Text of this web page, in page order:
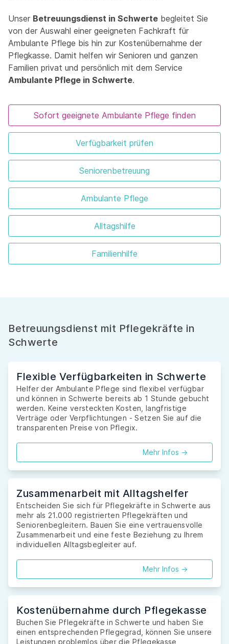
Unser Betreuungsdienst in Schwerte begleitet Sie
von der Auswahl einer geeigneten Fachkraft für
Ambulante Pflege bis hin zur Kostenübernahme der
Pflegkasse. Damit helfen wir Senioren und ganzen
Familien privat und persönlich mit dem Service
Ambulante Pflege in Schwerte.
Sofort geeignete Ambulante Pflege finden
Verfügbarkeit prüfen
Seniorenbetreuung
Ambulante Pflege
Alltagshilfe
Familienhilfe
Betreuungsdienst mit Pflegekräfte in
Schwerte
Flexible Verfügbarkeiten in Schwerte
Helfer der Ambulante Pflege sind flexibel verfügbar
und können in Schwerte bereits ab 1 Stunde gebucht
werden. Keine versteckten Kosten, langfristige
Verträge oder Verpflichtungen - Setzen Sie auf die
transparenten Preise von Pflegix.
Mehr Infos ->
Zusammenarbeit mit Alltagshelfer
Entscheiden Sie sich für Pflegekräfte in Schwerte aus
mehr als 21.000 registrierten Pflegekräften und
Seniorenbegleitern. Bauen Sie eine vertrauensvolle
Zusammenarbeit und eine feste Beziehung zu Ihrem
individuellen Alltagsbegleiter auf.
Mehr Infos ->
Kostenübernahme durch Pflegekasse
Buchen Sie Pflegekräfte in Schwerte und haben Sie
einen entsprechenden Pflegegrad, können Sie unsere
Leistungen problemlos über die Pflegekasse